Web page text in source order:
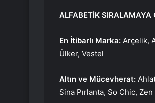
ALFABETİK SIRALAMAYA
En İtibarlı Marka: Arçelik,
Ülker, Vestel
Altın ve Mücevherat:
Sina Pırlanta, So Chic, Zen